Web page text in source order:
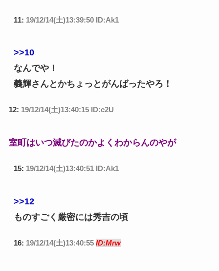
11: 19/12/14(土)13:39:50 ID:Ak1
>>10
なんでや！
義輝さんとかちょっとがんばったやろ！
12: 19/12/14(土)13:40:15 ID:c2U
室町はいつ滅びたのかよくわからんのやが
15: 19/12/14(土)13:40:51 ID:Ak1
>>12
ものすごく厳密には秀吉の頃
16: 19/12/14(土)13:40:55 ID:Mrw